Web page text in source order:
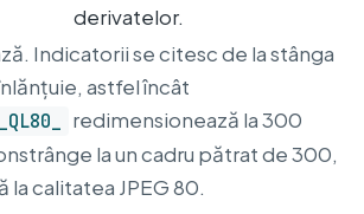
derivatelor.
Indicatorii se citesc de la stânga
astfel încât
redimensionează la 300
la un cadru pătrat de 300,
calitatea JPEG 80.